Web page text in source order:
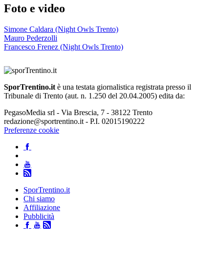
Foto e video
Simone Caldara (Night Owls Trento)
Mauro Pederzolli
Francesco Frenez (Night Owls Trento)
SporTrentino.it è una testata giornalistica registrata presso il
Tribunale di Trento (aut. n. 1.250 del 20.04.2005) edita da:
PegasoMedia srl - Via Brescia, 7 - 38122 Trento
redazione@sportrentino.it - P.I. 02015190222
Preferenze cookie
SporTrentino.it
Chi siamo
Affiliazione
Pubblicità